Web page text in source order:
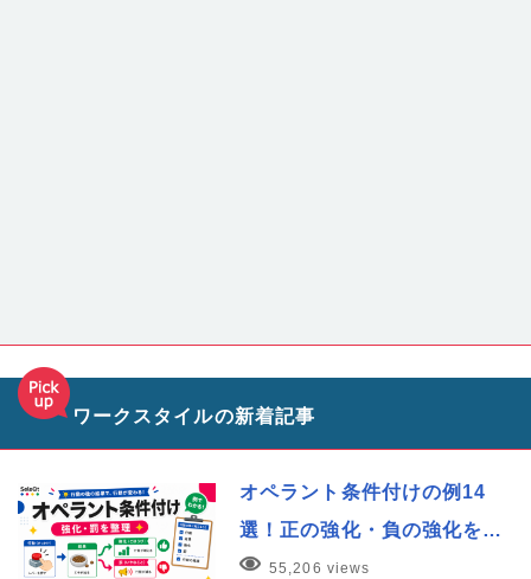
ワークスタイルの新着記事
オペラント条件付けの例14
選！正の強化・負の強化を…
55,206 views